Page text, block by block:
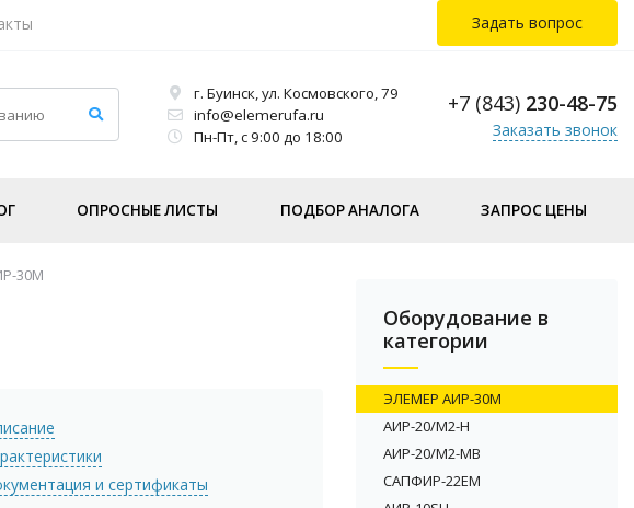
Задать вопрос
г. Буинск, ул. Космовского, 79
info@elemerufa.ru
Пн-Пт, с 9:00 до 18:00
+7 (843) 230-48-75
Заказать звонок
ОПРОСНЫЕ ЛИСТЫ ПОДБОР АНАЛОГА ЗАПРОС ЦЕНЫ
30М
и сертификаты
Оборудование в
категории
ЭЛЕМЕР АИР-30М
АИР-20/М2-Н
АИР-20/М2-MB
САПФИР-22ЕМ